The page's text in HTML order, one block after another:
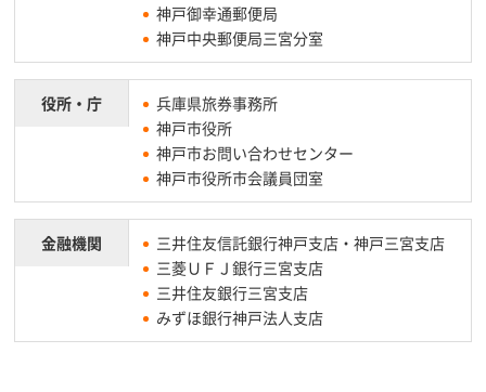
神戸御幸通郵便局
神戸中央郵便局三宮分室
役所・庁
兵庫県旅券事務所
神戸市役所
神戸市お問い合わせセンター
神戸市役所市会議員団室
金融機関
三井住友信託銀行神戸支店・神戸三宮支店
三菱ＵＦＪ銀行三宮支店
三井住友銀行三宮支店
みずほ銀行神戸法人支店